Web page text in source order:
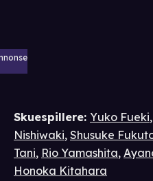
Skuespillere: Yuko Fueki,
Nishiwaki, Shusuke
Tani, Rio Yamashita,
Honoka Kitahara